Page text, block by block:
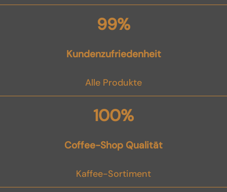
99%
Kundenzufriedenheit
Alle Produkte
100%
Coffee-Shop Qualität
Kaffee-Sortiment